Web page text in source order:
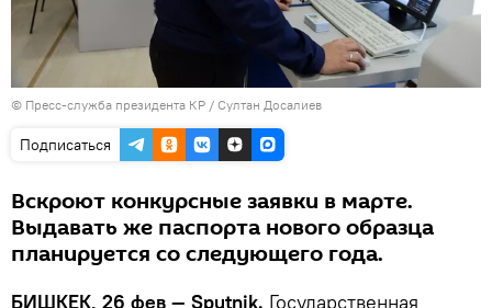
© Пресс-служба президента КР / Султан Досалиев
Подписаться
Вскроют конкурсные заявки в марте.
Выдавать же паспорта нового образца
планируется со следующего года.
БИШКЕК, 26 фев — Sputnik. Государственная